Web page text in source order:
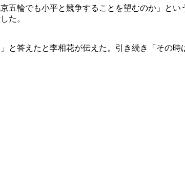
五輪でも小平と競争することを望むのか」と
た。
と答えたと李相花が伝えた。引き続き「その